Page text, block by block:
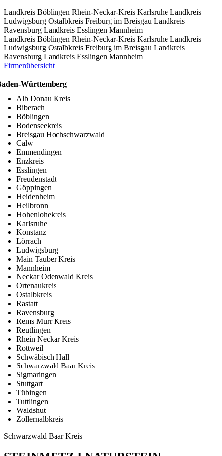
Landkreis Böblingen Rhein-Neckar-Kreis Karlsruhe Landkreis
Ludwigsburg Ostalbkreis Freiburg im Breisgau Landkreis
Ravensburg Landkreis Esslingen Mannheim
Landkreis Böblingen Rhein-Neckar-Kreis Karlsruhe Landkreis
Ludwigsburg Ostalbkreis Freiburg im Breisgau Landkreis
Ravensburg Landkreis Esslingen Mannheim
Firmenübersicht
Württemberg
Alb Donau Kreis
Biberach
Böblingen
Bodenseekreis
Breisgau Hochschwarzwald
Calw
Emmendingen
Enzkreis
Esslingen
Freudenstadt
Göppingen
Heidenheim
Heilbronn
Hohenlohekreis
Karlsruhe
Konstanz
Lörrach
Ludwigsburg
Main Tauber Kreis
Mannheim
Neckar Odenwald Kreis
Ortenaukreis
Ostalbkreis
Rastatt
Ravensburg
Rems Murr Kreis
Reutlingen
Rhein Neckar Kreis
Rottweil
Schwäbisch Hall
Schwarzwald Baar Kreis
Sigmaringen
Stuttgart
Tübingen
Tuttlingen
Waldshut
Zollernalbkreis
Schwarzwald Baar Kreis